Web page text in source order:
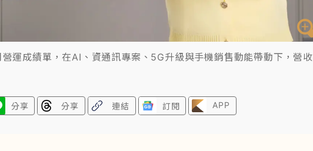
運成績單，在AI、資通訊專案、5G升級與手機銷售動能帶動下，營收
分享 分享 連結 訂閱 APP